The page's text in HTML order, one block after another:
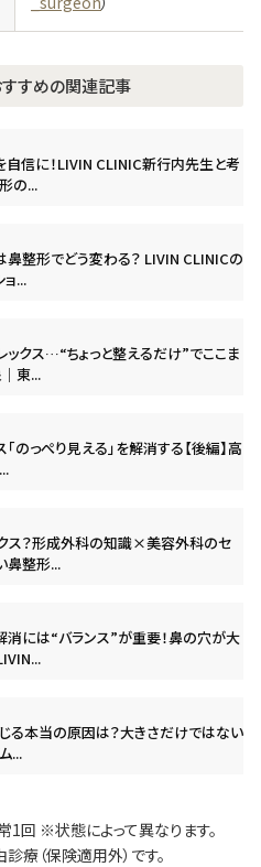
すめの関連記事
自信に！LIVIN CLINIC新行内先生と考
の...
鼻整形でどう変わる？ LIVIN CLINICの
...
ックス…“ちょっと整えるだけ”でここま
東...
のっぺり見える」を解消する【後編】高
ス？形成外科の知識×美容外科のセ
鼻整形...
消には“バランス”が重要！鼻の穴が大
る本当の原因は？大きさだけではない
...
1回 ※状態によって異なります。
療（保険適用外）です。